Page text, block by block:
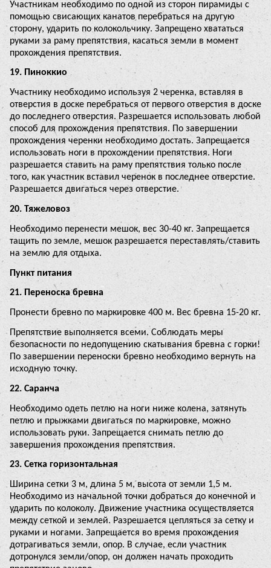
Участникам необходимо по одной из сторон пирамиды с
помощью свисающих канатов перебраться на другую
сторону, ударить по колокольчику. Запрещено хвататься
руками за раму препятствия, касаться земли в момент
прохождения препятствия.
19. Пиноккио
Участнику необходимо используя 2 черенка, вставляя в
отверстия в доске перебраться от первого отверстия в доске
до последнего отверстия. Разрешается использовать любой
способ для прохождения препятствия. По завершении
прохождения черенки необходимо достать. Запрещается
использовать ноги в прохождении препятствия. Ноги
разрешается ставить на раму препятствия только после
того, как участник вставил черенок в последнее отверстие.
Разрешается двигаться через отверстие.
20. Тяжеловоз
Необходимо перенести мешок, вес 30-40 кг. Запрещается
тащить по земле, мешок разрешается переставлять/ставить
на землю для отдыха.
Пункт питания
21. Переноска бревна
Пронести бревно по маркировке 400 м. Вес бревна 15-20 кг.
Препятствие выполняется всеми. Соблюдать меры
безопасности по недопущению скатывания бревна с горки!
По завершении переноски бревно необходимо вернуть на
исходную точку.
22. Саранча
Необходимо одеть петлю на ноги ниже колена, затянуть
петлю и прыжками двигаться по маркировке, можно
использовать руки. Запрещается снимать петлю до
завершения прохождения препятствия.
23. Сетка горизонтальная
Ширина сетки 3 м, длина 5 м, высота от земли 1,5 м.
Необходимо из начальной точки добраться до конечной и
ударить по колоколу. Движение участника осуществляется
между сеткой и землей. Разрешается цепляться за сетку и
руками и ногами. Запрещается во время прохождения
дотрагиваться земли, опор. В случае, если участник
дотронулся земли/опор, он должен начать проходить